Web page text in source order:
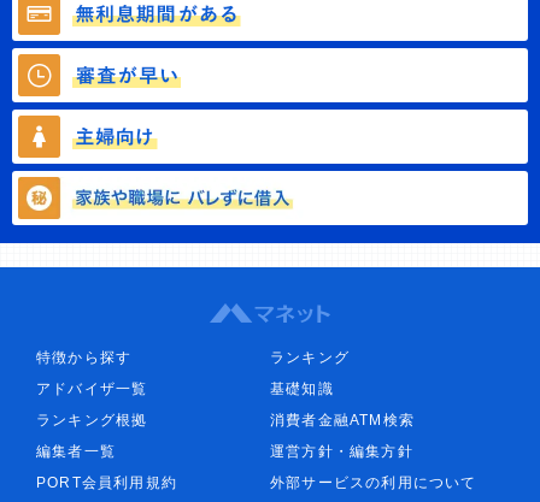
特徴から探す
ランキング
アドバイザ一覧
基礎知識
ランキング根拠
消費者金融ATM検索
編集者一覧
運営方針・編集方針
PORT会員利用規約
外部サービスの利用について